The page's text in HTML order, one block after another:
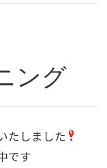
ング
たしました
です